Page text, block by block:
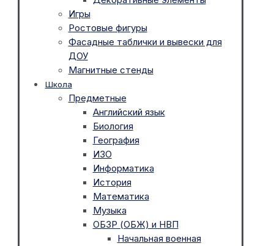
Игры
Ростовые фигуры
Фасадные таблички и вывески для
ДОУ
Магнитные стенды
Школа
Предметные
Английский язык
Биология
География
ИЗО
Информатика
История
Математика
Музыка
ОБЗР (ОБЖ) и НВП
Начальная военная